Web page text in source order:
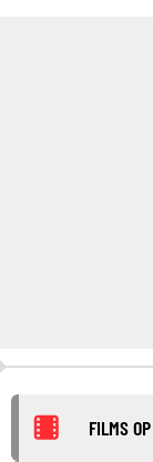
FILMS